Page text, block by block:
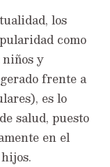
los
como
y
frente a
es lo
salud, puesto
en el